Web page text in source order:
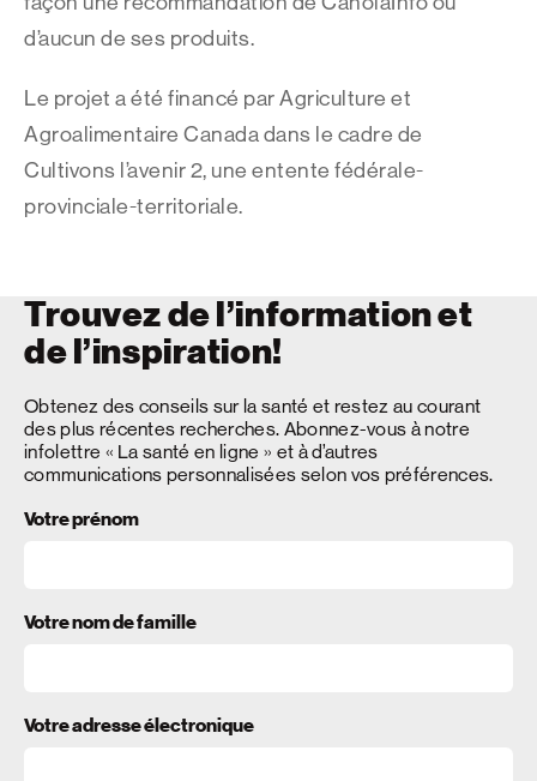
d’aucun de ses produits.
Le projet a été financé par Agriculture et
Agroalimentaire Canada dans le cadre de
Cultivons l’avenir 2, une entente fédérale-
provinciale-territoriale.
Trouvez de l’information et
de l’inspiration!
Obtenez des conseils sur la santé et restez au courant
des plus récentes recherches. Abonnez-vous à notre
infolettre « La santé en ligne » et à d’autres
communications personnalisées selon vos préférences.
Votre prénom
Votre nom de famille
Votre adresse électronique